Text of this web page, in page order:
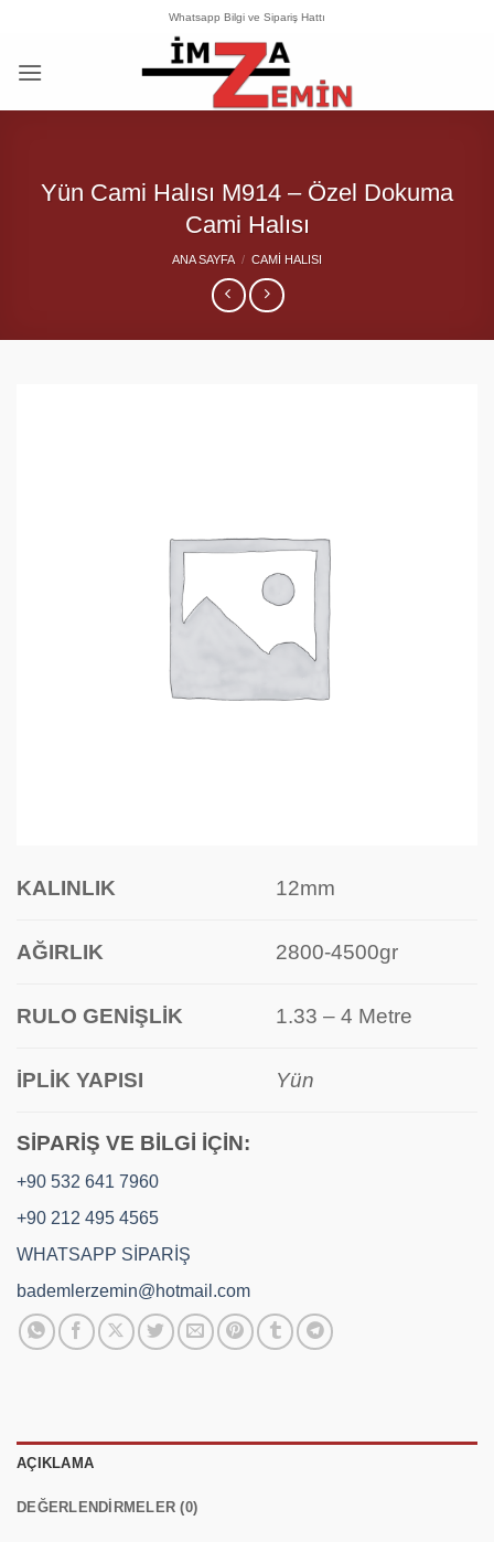
Whatsapp Bilgi ve Sipariş Hattı
Yün Cami Halısı M914 – Özel Dokuma
Cami Halısı
ANA SAYFA / CAMI HALISI
KALINLIK 12mm
AĞIRLIK 2800-4500gr
RULO GENİŞLİK 1.33 – 4 Metre
İPLİK YAPISI Yün
SİPARİŞ VE BİLGİ İÇİN:
+90 532 641 7960
+90 212 495 4565
WHATSAPP SİPARİŞ
bademlerzemin@hotmail.com
AÇIKLAMA
DEĞERLENDIRMELER (0)